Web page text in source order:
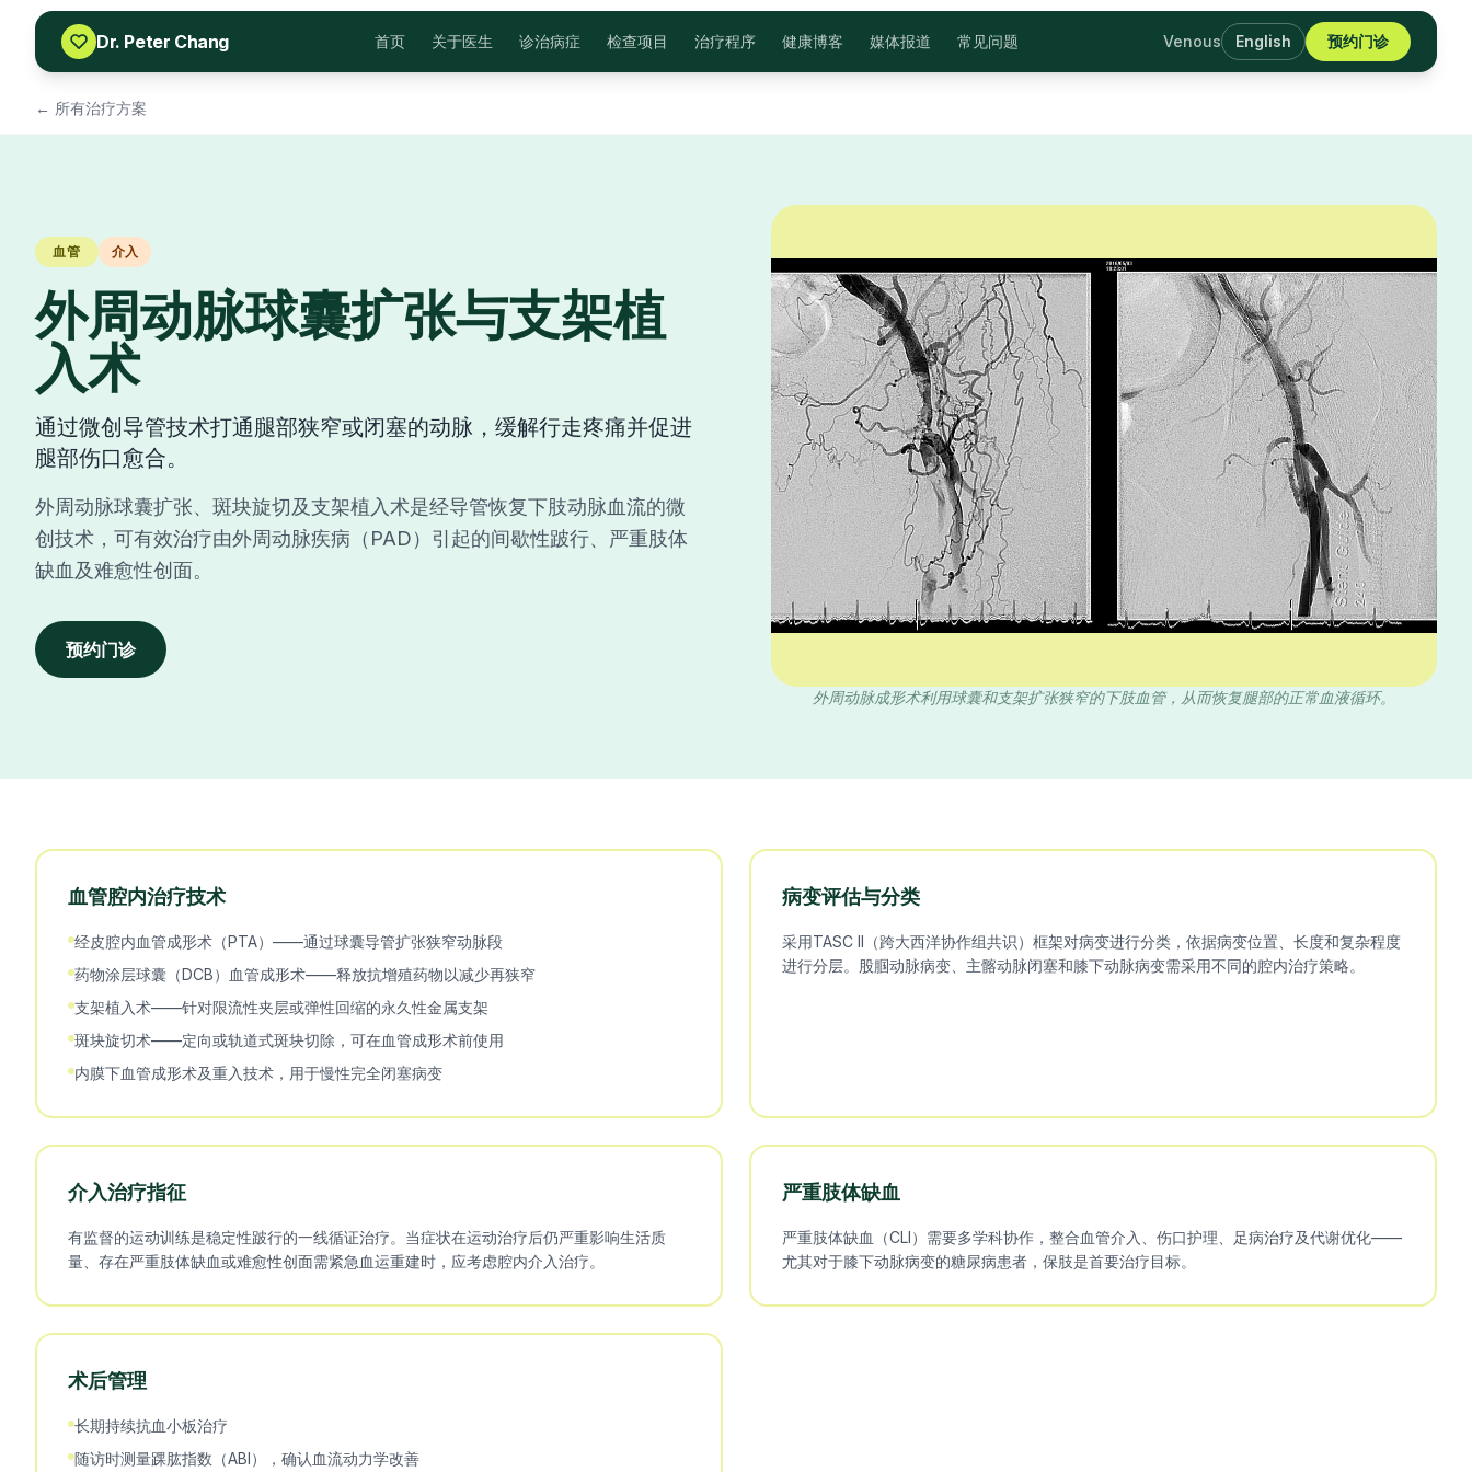
Skip to content
Dr. Peter Chang
首页 关于医生 诊治病症 检查项目 治疗程序 健康博客 媒体报道 常见问题 Venous English 预约门诊
← 所有治疗方案
血管 介入
外周动脉球囊扩张与支架植
入术
通过微创导管技术打通腿部狭窄或闭塞的动脉，缓解行走疼痛并促进
腿部伤口愈合。
外周动脉球囊扩张、斑块旋切及支架植入术是经导管恢复下肢动脉血流的微
创技术，可有效治疗由外周动脉疾病（PAD）引起的间歇性跛行、严重肢体
缺血及难愈性创面。
预约门诊
外周动脉成形术利用球囊和支架扩张狭窄的下肢血管，从而恢复腿部的正常血液循环。
血管腔内治疗技术
经皮腔内血管成形术（PTA）——通过球囊导管扩张狭窄动脉段
药物涂层球囊（DCB）血管成形术——释放抗增殖药物以减少再狭窄
支架植入术——针对限流性夹层或弹性回缩的永久性金属支架
斑块旋切术——定向或轨道式斑块切除，可在血管成形术前使用
内膜下血管成形术及重入技术，用于慢性完全闭塞病变
病变评估与分类
采用TASC II（跨大西洋协作组共识）框架对病变进行分类，依据病变位置、长度和复杂程度
进行分层。股腘动脉病变、主髂动脉闭塞和膝下动脉病变需采用不同的腔内治疗策略。
介入治疗指征
有监督的运动训练是稳定性跛行的一线循证治疗。当症状在运动治疗后仍严重影响生活质
量、存在严重肢体缺血或难愈性创面需紧急血运重建时，应考虑腔内介入治疗。
严重肢体缺血
严重肢体缺血（CLI）需要多学科协作，整合血管介入、伤口护理、足病治疗及代谢优化——
尤其对于膝下动脉病变的糖尿病患者，保肢是首要治疗目标。
术后管理
长期持续抗血小板治疗
随访时测量踝肱指数（ABI），确认血流动力学改善